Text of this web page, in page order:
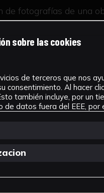
a*
sobre las cookies
de terceros que nos
consentimiento. Al hacer
también incluye, por un
de datos fuera del EEE, por